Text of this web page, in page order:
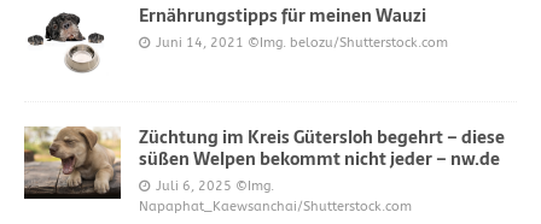
Ernährungstipps für meinen Wauzi
Juni 14, 2021 ©Img. belozu/Shutterstock.com
Züchtung im Kreis Gütersloh begehrt – diese
süßen Welpen bekommt nicht jeder – nw.de
Juli 6, 2025 ©Img.
Napaphat_Kaewsanchai/Shutterstock.com